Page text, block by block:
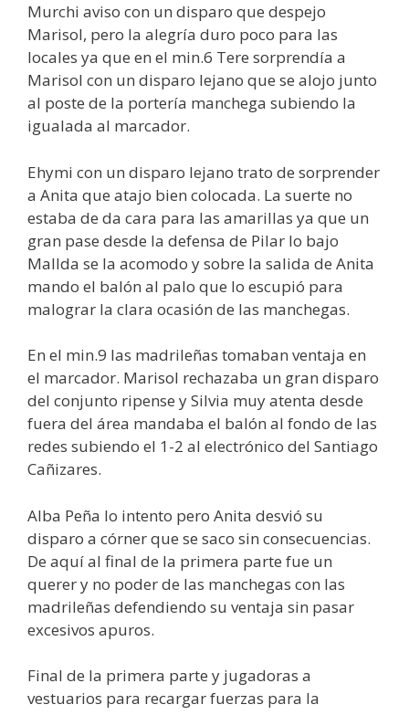
Murchi aviso con un disparo que despejo
Marisol, pero la alegría duro poco para las
locales ya que en el min.6 Tere sorprendía a
Marisol con un disparo lejano que se alojo junto
al poste de la portería manchega subiendo la
igualada al marcador.
Ehymi con un disparo lejano trato de sorprender
a Anita que atajo bien colocada. La suerte no
estaba de da cara para las amarillas ya que un
gran pase desde la defensa de Pilar lo bajo
Mallda se la acomodo y sobre la salida de Anita
mando el balón al palo que lo escupió para
malograr la clara ocasión de las manchegas.
En el min.9 las madrileñas tomaban ventaja en
el marcador. Marisol rechazaba un gran disparo
del conjunto ripense y Silvia muy atenta desde
fuera del área mandaba el balón al fondo de las
redes subiendo el 1-2 al electrónico del Santiago
Cañizares.
Alba Peña lo intento pero Anita desvió su
disparo a córner que se saco sin consecuencias.
De aquí al final de la primera parte fue un
querer y no poder de las manchegas con las
madrileñas defendiendo su ventaja sin pasar
excesivos apuros.
Final de la primera parte y jugadoras a
vestuarios para recargar fuerzas para la